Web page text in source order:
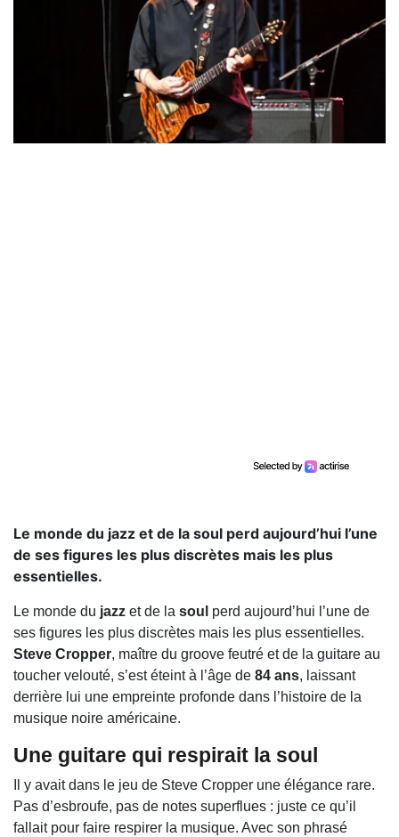
Le monde du jazz et de la soul perd aujourd’hui l’une
de ses figures les plus discrètes mais les plus
essentielles.
Le monde du jazz et de la soul perd aujourd’hui l’une de
ses figures les plus discrètes mais les plus essentielles.
Steve Cropper, maître du groove feutré et de la guitare au
toucher velouté, s’est éteint à l’âge de 84 ans, laissant
derrière lui une empreinte profonde dans l’histoire de la
musique noire américaine.
Une guitare qui respirait la soul
Il y avait dans le jeu de Steve Cropper une élégance rare.
Pas d’esbroufe, pas de notes superflues : juste ce qu’il
fallait pour faire respirer la musique. Avec son phrasé